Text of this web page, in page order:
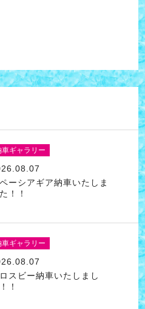
車ギャラリー
ーシアギア納車いたしま
！！
車ギャラリー
スビー納車いたしまし
！